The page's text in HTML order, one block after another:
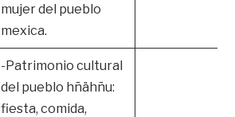
mujer del pueblo
mexica.
-Patrimonio cultural
del pueblo hñähñu:
fiesta, comida,